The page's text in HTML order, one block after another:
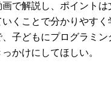
で解説し、ポイントは
くことで分かりやすく
、子どもにプログラミン
かけにしてほしい。